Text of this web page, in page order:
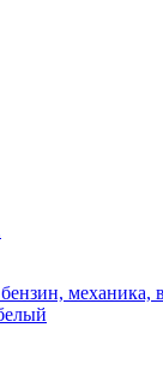
механика,